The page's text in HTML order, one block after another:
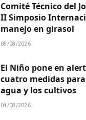
Comité Técnico del
II Simposio
manejo en girasol
05/08/2026
El Niño pone en
cuatro medidas
agua y los cultivos
04/08/2026